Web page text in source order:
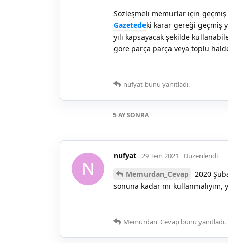
Sözleşmeli memurlar için
Gazetedeki karar gereği geçmiş
yılı kapsayacak şekilde
göre parça parça veya toplu
nufyat bunu yanıtladı.
5 AYSONRA
N
nufyat 29 Tem 2021 Düzenlendi
Memurdan_Cevap
2020
sonuna kadar mı kullanmalıyım,
Memurdan_Cevap bunu yanıtladı.